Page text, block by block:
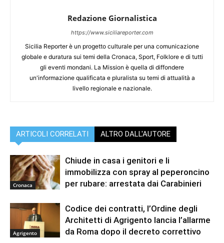
Redazione Giornalistica
https://www.siciliareporter.com
Sicilia Reporter è un progetto culturale per una comunicazione
globale e duratura sui temi della Cronaca, Sport, Folklore e di tutti
gli eventi mondani. La Mission è quella di diffondere
un'informazione qualificata e pluralista su temi di attualità a
livello regionale e nazionale.
ARTICOLI CORRELATI ALTRO DALL'AUTORE
Cronaca
Chiude in casa i genitori e li
immobilizza con spray al peperoncino
per rubare: arrestata dai Carabinieri
Agrigento
Codice dei contratti, l’Ordine degli
Architetti di Agrigento lancia l’allarme
da Roma dopo il decreto correttivo